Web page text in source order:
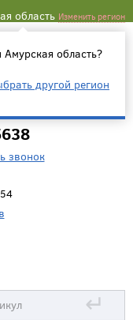
область Изменить регион
область?
другой регион
звонок
↵